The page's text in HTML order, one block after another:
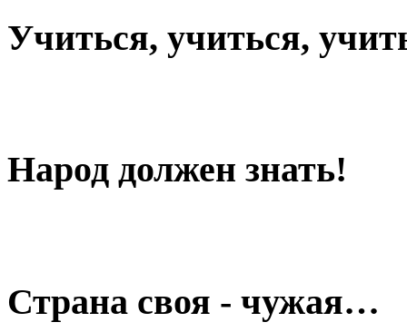
Учиться, учиться,
Народ должен знать!
Страна своя - чужая…